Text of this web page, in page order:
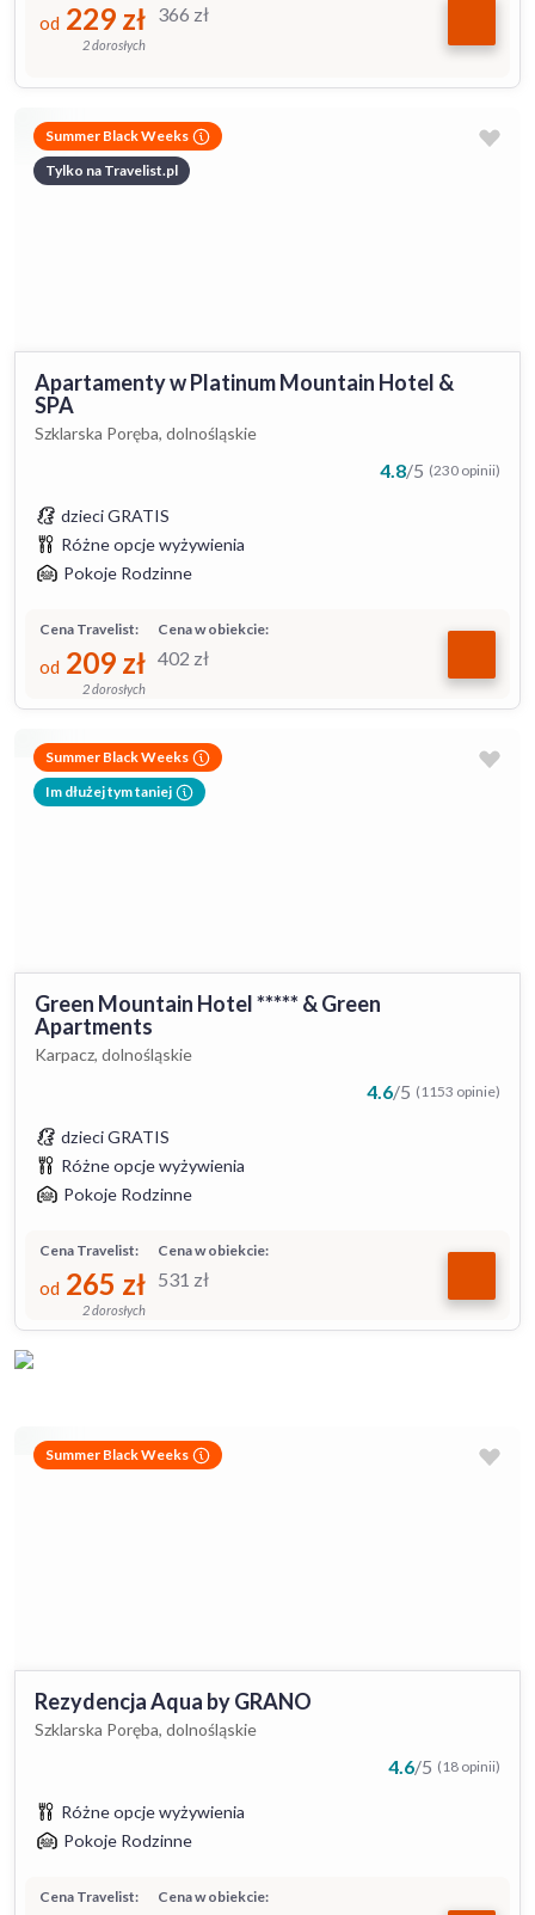
366 zł
od 229 zł
2 dorosłych
Summer Black Weeks
Tylko na Travelist.pl
Apartamenty w Platinum Mountain Hotel &
SPA
Szklarska Poręba, dolnośląskie
4.8/5 (230 opinii)
dzieci GRATIS
Różne opcje wyżywienia
Pokoje Rodzinne
Cena w obiekcie:
402 zł
Cena Travelist:
od 209 zł
2 dorosłych
Summer Black Weeks
Im dłużej tym taniej
Green Mountain Hotel ***** & Green
Apartments
Karpacz, dolnośląskie
4.6/5 (1153 opinie)
dzieci GRATIS
Różne opcje wyżywienia
Pokoje Rodzinne
Cena w obiekcie:
531 zł
Cena Travelist:
od 265 zł
2 dorosłych
Summer Black Weeks
Rezydencja Aqua by GRANO
Szklarska Poręba, dolnośląskie
4.6/5 (18 opinii)
Różne opcje wyżywienia
Pokoje Rodzinne
Cena w obiekcie:
Cena Travelist: